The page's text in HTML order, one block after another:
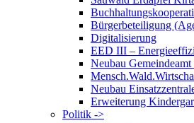
Bürgerbeteiligung
Digitalisierung
EED III –
Neubau
Neubau
Erweiterung
Politik ->